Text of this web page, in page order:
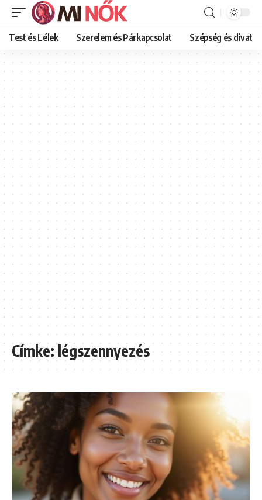
Test és Lélek Szerelem és Párkapcsolat Szépség és divat
Címke:légszennyezés